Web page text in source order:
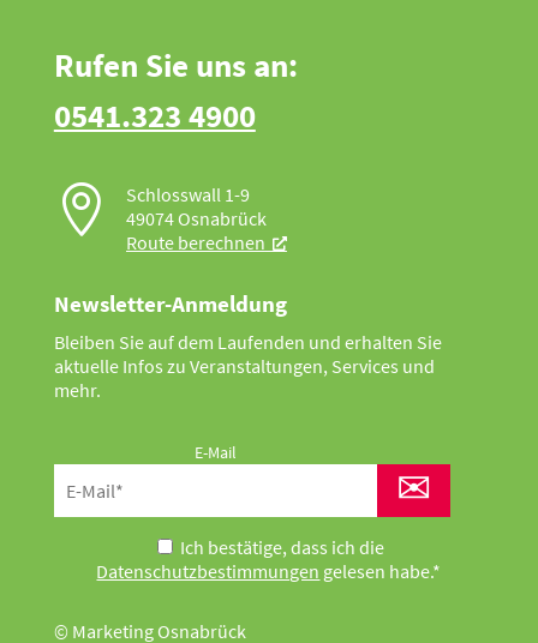
Rufen Sie uns an:
0541.323 4900

Schlosswall 1-9
49074 Osnabrück
Route berechnen
Newsletter-Anmeldung
Bleiben Sie auf dem Laufenden und erhalten Sie
aktuelle Infos zu Veranstaltungen, Services und
mehr.
E-Mail
✉
Ich bestätige, dass ich die
Datenschutzbestimmungen gelesen habe.*
© Marketing Osnabrück